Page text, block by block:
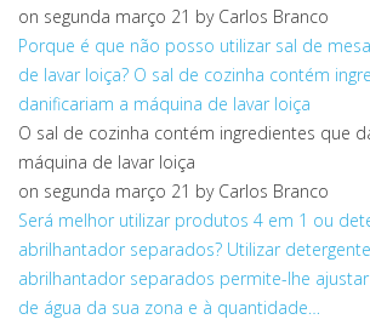
on segunda março 21 by Carlos Branco
Porque é que não posso utilizar sal de
de lavar loiça? O sal de cozinha contém
danificariam a máquina de lavar loiça
O sal de cozinha contém ingredientes que
máquina de lavar loiça
on segunda março 21 by Carlos Branco
Será melhor utilizar produtos 4 em 1 ou
abrilhantador separados? Utilizar
abrilhantador separados permite-lhe
de água da sua zona e à quantidade…